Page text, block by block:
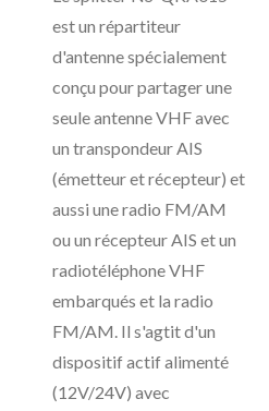
est un répartiteur
d'antenne spécialement
conçu pour partager une
seule antenne VHF avec
un transpondeur AIS
(émetteur et récepteur) et
aussi une radio FM/AM
ou un récepteur AIS et un
radiotéléphone VHF
embarqués et la radio
FM/AM. Il s'agtit d'un
dispositif actif alimenté
(12V/24V) avec